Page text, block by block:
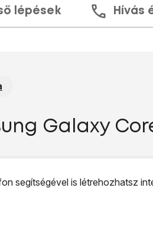
lépések Hívás
Galaxy
segítségével is létrehozhatsz